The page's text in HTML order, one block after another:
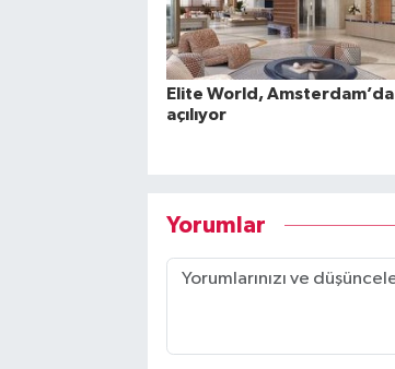
Elite World, Amsterdam’da
açılıyor
Yorumlar